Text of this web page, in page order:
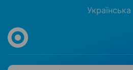
Українська